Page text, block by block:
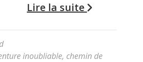
Lire la suite
inoubliable, chemin de